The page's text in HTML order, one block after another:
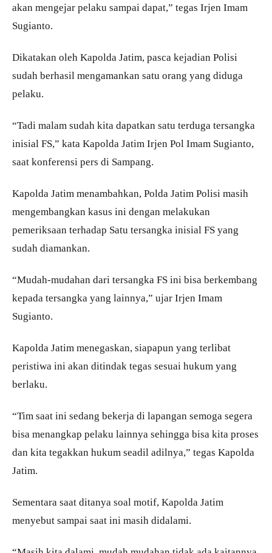
akan mengejar pelaku sampai dapat,” tegas Irjen Imam
Sugianto.
Dikatakan oleh Kapolda Jatim, pasca kejadian Polisi
sudah berhasil mengamankan satu orang yang diduga
pelaku.
“Tadi malam sudah kita dapatkan satu terduga tersangka
inisial FS,” kata Kapolda Jatim Irjen Pol Imam Sugianto,
saat konferensi pers di Sampang.
Kapolda Jatim menambahkan, Polda Jatim Polisi masih
mengembangkan kasus ini dengan melakukan
pemeriksaan terhadap Satu tersangka inisial FS yang
sudah diamankan.
“Mudah-mudahan dari tersangka FS ini bisa berkembang
kepada tersangka yang lainnya,” ujar Irjen Imam
Sugianto.
Kapolda Jatim menegaskan, siapapun yang terlibat
peristiwa ini akan ditindak tegas sesuai hukum yang
berlaku.
“Tim saat ini sedang bekerja di lapangan semoga segera
bisa menangkap pelaku lainnya sehingga bisa kita proses
dan kita tegakkan hukum seadil adilnya,” tegas Kapolda
Jatim.
Sementara saat ditanya soal motif, Kapolda Jatim
menyebut sampai saat ini masih didalami.